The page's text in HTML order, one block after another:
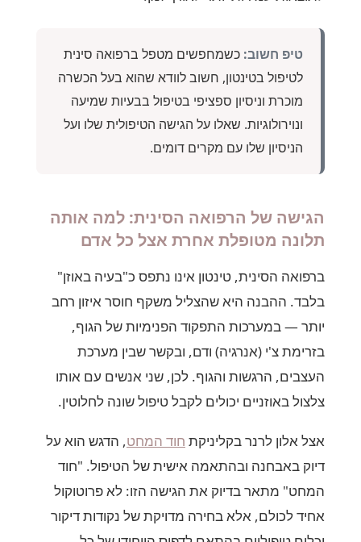
טיפ חשוב: כשמחפשים מטפל ברפואה סינית
לטיפול בטינטון, חשוב לוודא שהוא בעל הכשרה
מוכרת וניסיון ספציפי בטיפול בבעיות שמיעה
ונוירולוגיות. שאלו על הגישה הטיפולית שלו ועל
הניסיון שלו עם מקרים דומים.
הגישה של הרפואה הסינית: למה אותה
תלונה מטופלת אחרת אצל כל אדם
ברפואה הסינית, טינטון אינו נתפס כ"בעיה באוזן"
בלבד. ההבנה היא שהצליל משקף חוסר איזון רחב
יותר — במערכות התפקוד הפנימיות של הגוף,
בזרימת צ'י (אנרגיה) ודם, ובקשר שבין מערכת
העצבים, הרגשות והגוף. לכן, שני אנשים עם אותו
צלצול באוזניים יכולים לקבל טיפול שונה לחלוטין.
אצל אלון לרנר בקליניקת חוד המחט, הדגש הוא על
דיוק באבחנה ובהתאמה אישית של הטיפול. "חוד
המחט" מתאר בדיוק את הגישה הזו: לא פרוטוקול
אחיד לכולם, אלא בחירה מדויקת של נקודות דיקור